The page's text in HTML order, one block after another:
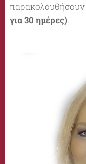
παρακολουθήσουν
για 30 ημέρες).